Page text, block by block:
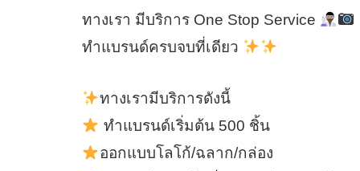
ทางเรา มีบริการ One Stop Service
ทำแบรนด์ครบจบที่เดียว
ทางเรามีบริการดังนี้
ทำแบรนด์เริ่มต้น 500 ชิ้น
ออกแบบโลโก้/ฉลาก/กล่อง